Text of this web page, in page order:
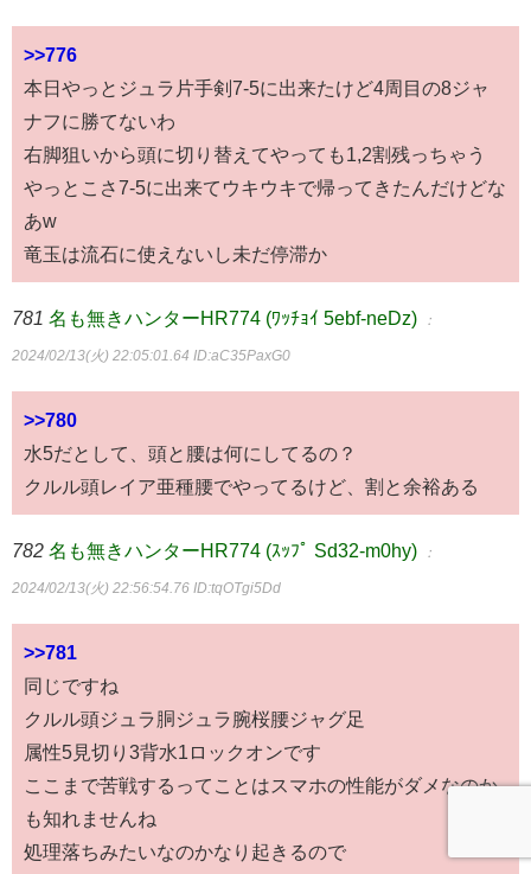
>>776
本日やっとジュラ片手剣7-5に出来たけど4周目の8ジャ
ナフに勝てないわ
右脚狙いから頭に切り替えてやっても1,2割残っちゃう
やっとこさ7-5に出来てウキウキで帰ってきたんだけどな
あw
竜玉は流石に使えないし未だ停滞か
781 名も無きハンターHR774 (ﾜｯﾁｮｲ 5ebf-neDz) ：
2024/02/13(火) 22:05:01.64 ID:aC35PaxG0
>>780
水5だとして、頭と腰は何にしてるの？
クルル頭レイア亜種腰でやってるけど、割と余裕ある
782 名も無きハンターHR774 (ｽｯﾌﾟ Sd32-m0hy) ：
2024/02/13(火) 22:56:54.76 ID:tqOTgi5Dd
>>781
同じですね
クルル頭ジュラ胴ジュラ腕桜腰ジャグ足
属性5見切り3背水1ロックオンです
ここまで苦戦するってことはスマホの性能がダメなのか
も知れませんね
処理落ちみたいなのかなり起きるので